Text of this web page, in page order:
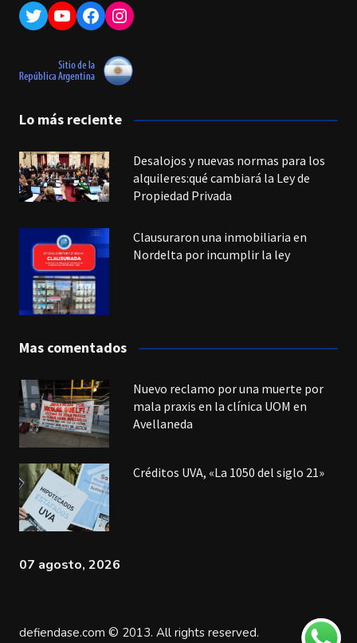
Twitter
YouTube
Facebook
Instagram
Lo más reciente
Desalojos y nuevas normas para los
alquileres:qué cambiará la Ley de
Propiedad Privada
Clausuraron una inmobiliaria en
Nordelta por incumplir la ley
Mas comentados
Nuevo reclamo por una muerte por
mala praxis en la clínica UOM en
Avellaneda
Créditos UVA, «La 1050 del siglo 21»
07 agosto, 2026
defiendase.com © 2013. All rights reserved.